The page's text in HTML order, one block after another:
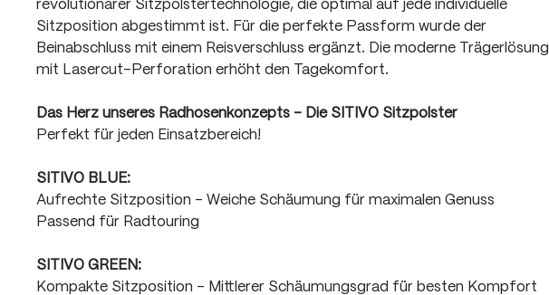
revolutionärer Sitzpolstertechnologie, die optimal auf jede individuelle
Sitzposition abgestimmt ist. Für die perfekte Passform wurde der
Beinabschluss mit einem Reisverschluss ergänzt. Die moderne Trägerlösung
mit Lasercut-Perforation erhöht den Tagekomfort.
Das Herz unseres Radhosenkonzepts - Die SITIVO Sitzpolster
Perfekt für jeden Einsatzbereich!
SITIVO BLUE:
Aufrechte Sitzposition - Weiche Schäumung für maximalen Genuss
Passend für Radtouring
SITIVO GREEN:
Kompakte Sitzposition - Mittlerer Schäumungsgrad für besten Kompfort